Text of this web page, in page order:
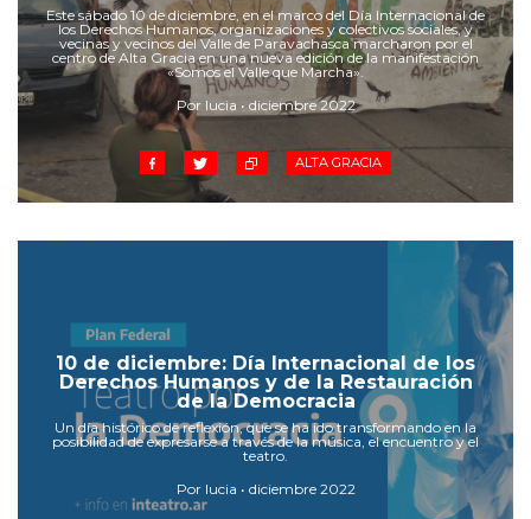
Cruz del Eje
Corredor de Ansenuza
La Carlota y zona
Laboulaye y sur
Río Tercero
Despeñaderos
Este sábado 10 de diciembre, en el marco del Día Internacional de
los Derechos Humanos, organizaciones y colectivos sociales, y
vecinas y vecinos del Valle de Paravachasca marcharon por el
centro de Alta Gracia en una nueva edición de la manifestación
«Somos el Valle que Marcha».
Por lucia • diciembre 2022
ALTA GRACIA
10 de diciembre: Día Internacional de los
Derechos Humanos y de la Restauración
de la Democracia
Un día histórico de reflexión, que se ha ido transformando en la
posibilidad de expresarse a través de la música, el encuentro y el
teatro.
Por lucia • diciembre 2022